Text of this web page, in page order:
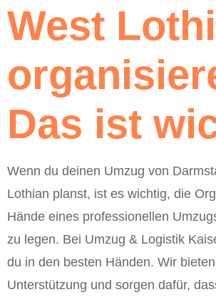
West
Das ist
Wenn du deinen Umzug von
Lothian planst, ist es wichtig, die
Hände eines professionellen
zu legen. Bei Umzug & Logistik
du in den besten Händen. Wir
Unterstützung und sorgen dafür,